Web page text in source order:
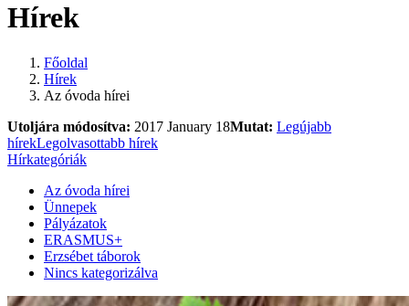
Hírek
Főoldal
Hírek
Az óvoda hírei
Utoljára módosítva: 2017 January 18Mutat: Legújabb
hírekLegolvasottabb hírek
Hírkategóriák
Az óvoda hírei
Ünnepek
Pályázatok
ERASMUS+
Erzsébet táborok
Nincs kategorizálva